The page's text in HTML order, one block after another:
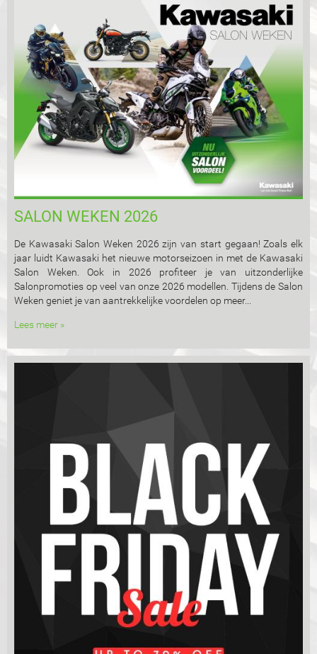
SALON WEKEN 2026
De Kawasaki Salon Weken 2026 zijn van start gegaan! Zoals elk
jaar luidt Kawasaki het nieuwe motorseizoen in met de Kawasaki
Salon Weken. Ook in 2026 profiteer je van uitzonderlijke
Salonpromoties op veel van onze 2026 modellen. Tijdens de Salon
Weken geniet je van aantrekkelijke voordelen op meer...
Lees meer »